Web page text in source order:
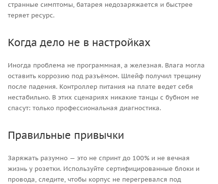
странные симптомы, батарея недозаряжается и быстрее
теряет ресурс.
Когда дело не в настройках
Иногда проблема не программная, а железная. Влага могла
оставить коррозию под разъёмом. Шлейф получил трещину
после падения. Контроллер питания на плате ведет себя
нестабильно. В этих сценариях никакие танцы с бубном не
спасут: только профессиональная диагностика.
Правильные привычки
Заряжать разумно — это не спринт до 100% и не вечная
жизнь у розетки. Используйте сертифицированные блоки и
провода, следите, чтобы корпус не перегревался под